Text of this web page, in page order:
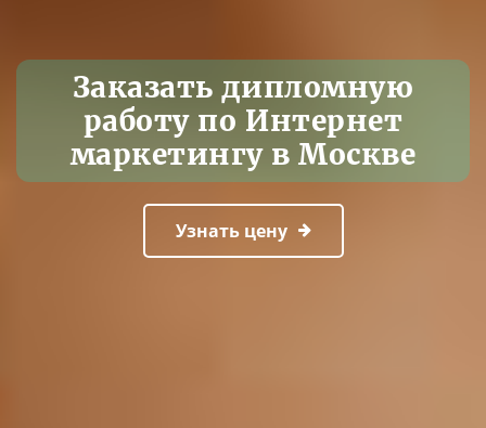
Заказать дипломную
работу по Интернет
маркетингу в Москве
Узнать цену